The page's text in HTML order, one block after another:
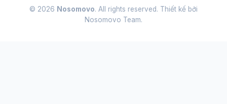
© 2026 Nosomovo. All rights reserved. Thiết kế bởi
Nosomovo Team.